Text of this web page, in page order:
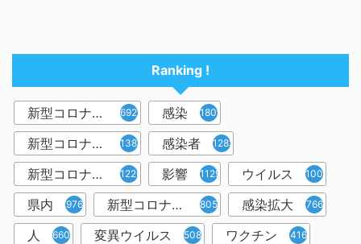
Ranking !
新型コロナウイルス 6921 感染 1809
新型コロナウィルス 1382 感染者 1283
新型コロナウイルス感染症 1226 影響 1129 ウイルス 1001
県内 976 新型コロナウイルス感染 805 感染拡大 766
人 660 変異ウイルス 508 ワクチン 416